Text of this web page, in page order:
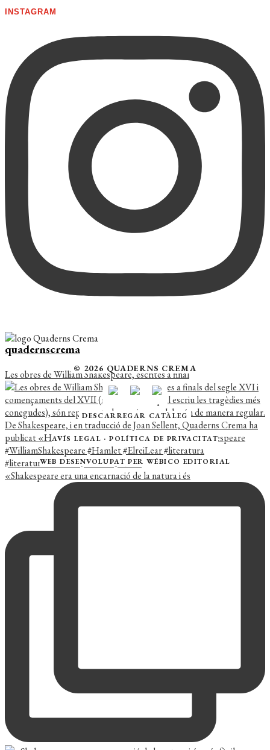
INSTAGRAM
quadernscrema
Les obres de William Shakespeare, escrites a final
«Shakespeare era una encarnació de la natura i és
© 2026 QUADERNS CREMA
DESCARREGAR CATÀLEG
AVÍS LEGAL ·POLÍTICA DE PRIVACITAT
WEB DESENVOLUPAT PER WÉBICO EDITORIAL